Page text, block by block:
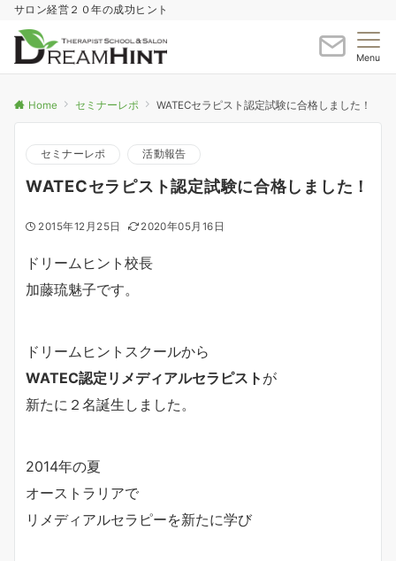
サロン経営２０年の成功ヒント
Menu
Home セミナーレポ WATECセラピスト認定試験に合格しました！
セミナーレポ 活動報告
WATECセラピスト認定試験に合格しました！
2015年12月25日 2020年05月16日
ドリームヒント校長
加藤琉魅子です。
ドリームヒントスクールから
WATEC認定リメディアルセラピスト が
新たに２名誕生しました。
2014年の夏
オーストラリアで
リメディアルセラピーを新たに学び